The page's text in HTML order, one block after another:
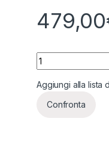
479,00
ELECTROLUX
Aggiungi alla lista
Confronta